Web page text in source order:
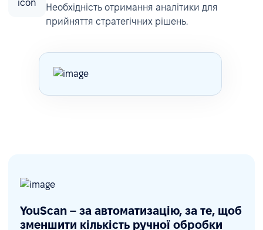
Необхідність отримання аналітики для
прийняття стратегічних рішень.
YouScan – за автоматизацію, за те, щоб
зменшити кількість ручної обробки